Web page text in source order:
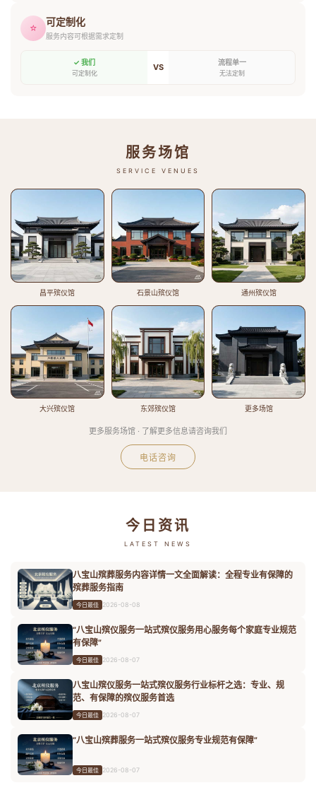
⭐ 可定制化
服务内容可根据需求定制
✓ 我们
可定制化
VS 流程单一
无法定制
服务场馆
SERVICE VENUES
昌平殡仪馆 石景山殡仪馆 通州殡仪馆
大兴殡仪馆 东郊殡仪馆 更多场馆
更多服务场馆 · 了解更多信息请咨询我们
电话咨询
今日资讯
LATEST NEWS
八宝山殡葬服务内容详情一文全面解读：全程专业有保障的
殡葬服务指南
今日最佳 2026-08-08
“八宝山殡仪服务一站式殡仪服务用心服务每个家庭专业规范
有保障”
今日最佳 2026-08-07
八宝山殡仪服务一站式殡仪服务行业标杆之选：专业、规
范、有保障的殡仪服务首选
今日最佳 2026-08-07
“八宝山殡葬服务一站式殡仪服务专业规范有保障”
今日最佳 2026-08-07